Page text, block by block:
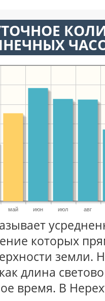
май июн июл авг
которых
земли.
длина
время. В